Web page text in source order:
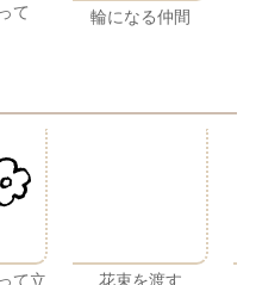
て 輪になる仲間
て立
花束を渡す